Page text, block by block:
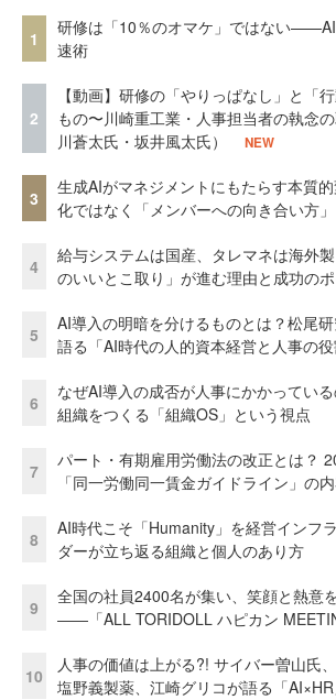
1
研修は「10％のオマケ」ではない
速術
2
【動画】研修の「やりっぱなし」と「
もの〜川崎重工業・人事担当者の執念
川蒼太氏・坂井風太氏）
NEW
3
生成AIがマネジメントにもたらす本質
化ではなく「メンバーへの向き合い方」
4
給与システムは国産、タレマネは海外
のいいとこ取り」が進む理由と成功の
5
AI導入の明暗を分けるものとは？松尾
語る「AI時代の人的資本経営と人事の役
6
なぜAI導入の成否が人事にかかってい
組織をつくる「組織OS」という視点
7
パート・有期雇用労働法の改正とは？
「同一労働同一賃金ガイドライン」の
8
AI時代こそ「Humanity」を経営インフ
ダーが立ち返る組織と個人のあり方
9
全国の社員2400名が集い、笑顔と熱意
――「ALL TORIDOLL ハピカン
10
人事の価値は上がる?! サイバー曽山氏、
塩野義製薬、江崎グリコが語る「AI×HR